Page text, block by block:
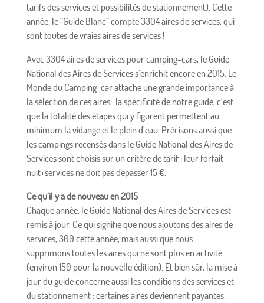
tarifs des services et possibilités de stationnement). Cette
année, le “Guide Blanc” compte 3304 aires de services, qui
sont toutes de vraies aires de services !
Avec 3304 aires de services pour camping-cars, le Guide
National des Aires de Services s’enrichit encore en 2015. Le
Monde du Camping-car attache une grande importance à
la sélection de ces aires : la spécificité de notre guide, c’est
que la totalité des étapes qui y figurent permettent au
minimum la vidange et le plein d’eau. Précisons aussi que
les campings recensés dans le Guide National des Aires de
Services sont choisis sur un critère de tarif : leur forfait
nuit+services ne doit pas dépasser 15 €.
Ce qu’il y a de nouveau en 2015
Chaque année, le Guide National des Aires de Services est
remis à jour. Ce qui signifie que nous ajoutons des aires de
services, 300 cette année, mais aussi que nous
supprimons toutes les aires qui ne sont plus en activité
(environ 150 pour la nouvelle édition). Et bien sûr, la mise à
jour du guide concerne aussi les conditions des services et
du stationnement : certaines aires deviennent payantes,